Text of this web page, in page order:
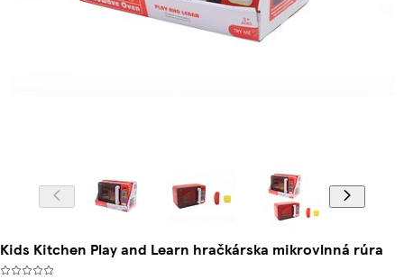
Kids Kitchen Play and Learn hračkárska mikrovlnná rúra